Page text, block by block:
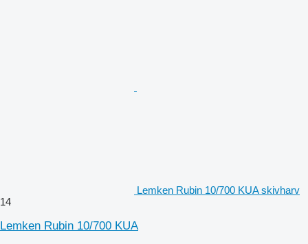
Lemken Rubin 10/700 KUA skivharv
14
Lemken Rubin 10/700 KUA